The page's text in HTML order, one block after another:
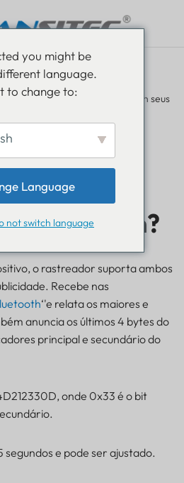
» Que tipos de recursos Bluetooth seus
recursos
suportam?
o rastreador suporta ambos
Recebe nas
‘'e relata os maiores e
anuncia os últimos 4 bytes do
principal e secundário do
onde 0x33 é o bit
e pode ser ajustado.
you might be
language.
to change to:
Language
not switch language